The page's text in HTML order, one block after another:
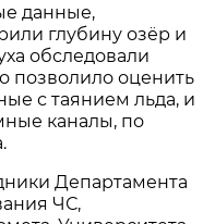
данные,
глубину озёр и
обследовали
позволило оценить
с таянием льда, и
каналы, по
Департамента
ЧС,